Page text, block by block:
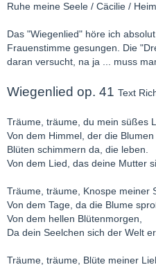
Ruhe meine Seele / Cäcilie /
Das "Wiegenlied" höre ich
Frauenstimme gesungen. Die
daran versucht, na ja ... muss
Wiegenlied op. 41 Text
Träume, träume, du mein süßes
Von dem Himmel, der die Blumen
Blüten schimmern da, die leben.
Von dem Lied, das deine Mutter
Träume, träume, Knospe meiner
Von dem Tage, da die Blume
Von dem hellen Blütenmorgen,
Da dein Seelchen sich der Welt
Träume, träume, Blüte meiner